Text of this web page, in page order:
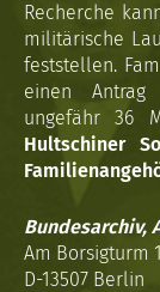
Recherche
militärische
feststellen.
einen
ungefähr 36
Hultschiner
Bundesarchiv,
Am Borsigturm
D-13507 Berlin